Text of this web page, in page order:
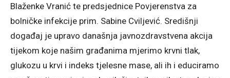
Blaženke Vranić te predsjednice Povjerenstva za
bolničke infekcije prim. Sabine Cviljević. Središnji
događaj je upravo današnja javnozdravstvena akcija
tijekom koje našim građanima mjerimo krvni tlak,
glukozu u krvi i indeks tjelesne mase, ali ih i educiramo